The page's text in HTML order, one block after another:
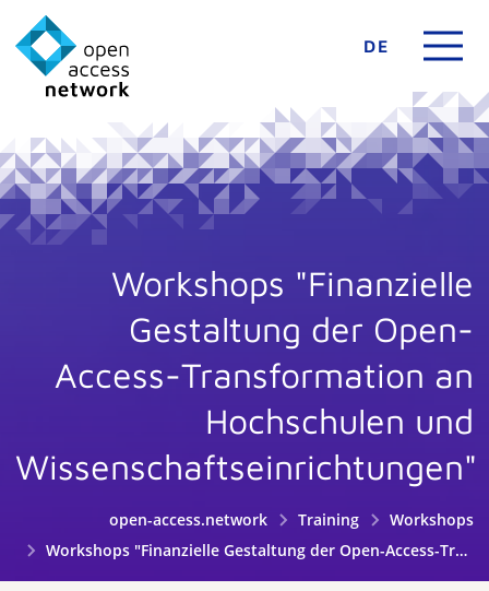
DE
Workshops "Finanzielle
Gestaltung der Open-
Access-Transformation an
Hochschulen und
Wissenschaftseinrichtungen"
open-access.network Training
Workshops
Workshops "Finanzielle Gestaltung der Open-Access-Transformation an Hochschulen und Wissenschaftseinrichtungen"